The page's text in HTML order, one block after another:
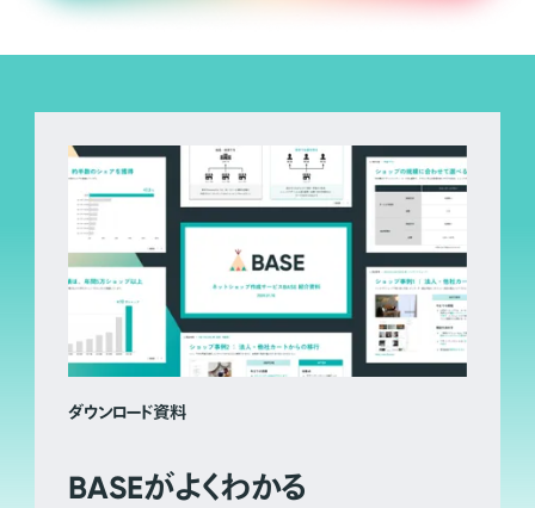
ダウンロード資料
BASEがよくわかる